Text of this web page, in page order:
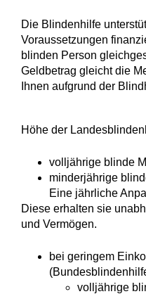
Die Blindenhilfe
Voraussetzungen
blinden Person
Geldbetrag gleicht die
Ihnen aufgrund der
Höhe der
volljährige blinde
minderjährige
Eine jährliche
Diese erhalten sie
und Vermögen.
bei geringem
volljährige